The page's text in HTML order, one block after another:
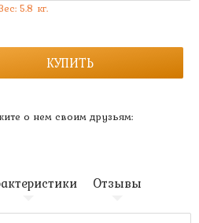
5.8 кг.
КУПИТЬ
о нем своим друзьям:
Отзывы